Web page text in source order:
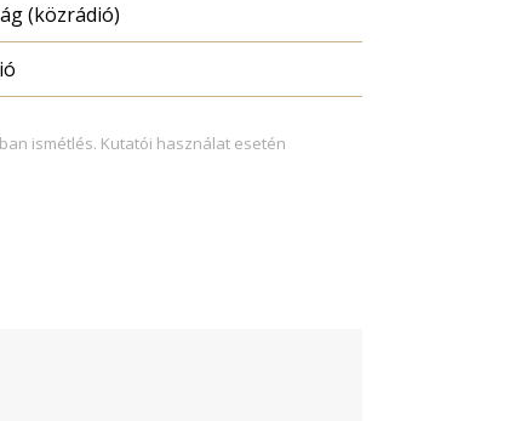
(közrádió)
ismétlés. Kutatói használat esetén